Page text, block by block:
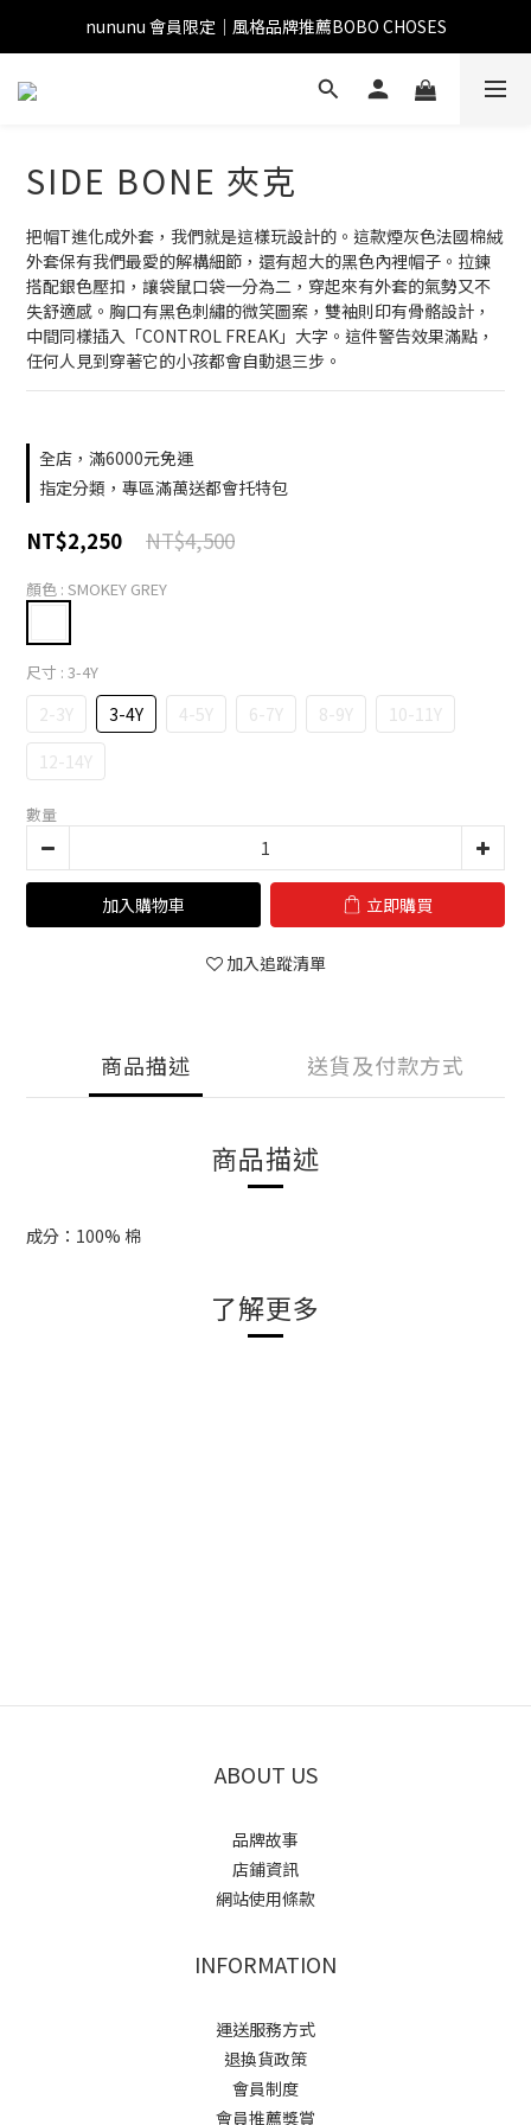
nununu 會員限定｜風格品牌推薦BOBO CHOSES
SIDE BONE 夾克
把帽T進化成外套，我們就是這樣玩設計的。這款煙灰色法國棉絨
外套保有我們最愛的解構細節，還有超大的黑色內裡帽子。拉鍊
搭配銀色壓扣，讓袋鼠口袋一分為二，穿起來有外套的氣勢又不
失舒適感。胸口有黑色刺繡的微笑圖案，雙袖則印有骨骼設計，
中間同樣插入「CONTROL FREAK」大字。這件警告效果滿點，
任何人見到穿著它的小孩都會自動退三步。
全店，滿6000元免運
指定分類，專區滿萬送都會托特包
NT$4,500
NT$2,250
顏色 : SMOKEY GREY
尺寸 : 3-4Y
2-3Y 3-4Y 4-5Y 6-7Y 8-9Y
10-11Y
12-14Y
數量
加入購物車 立即購買
加入追蹤清單
商品描述 送貨及付款方式
商品描述
成分：100% 棉
了解更多
ABOUT US
品牌故事
店鋪資訊
網站使用條款
INFORMATION
運送服務方式
退換貨政策
會員制度
會員推薦獎賞